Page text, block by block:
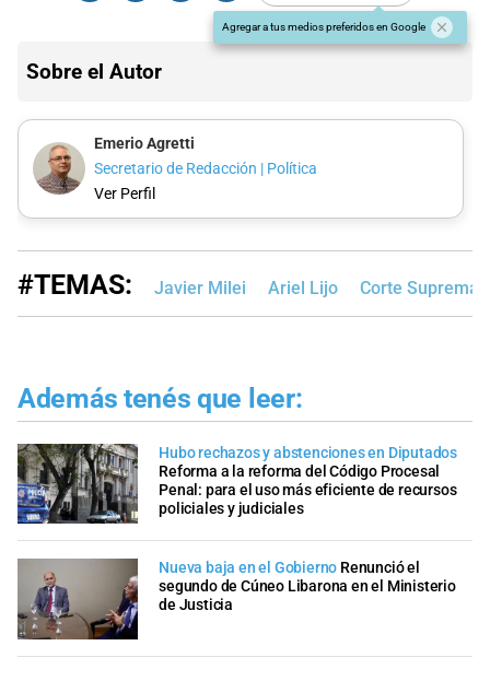
Agregar a tus medios preferidos en Google
Sobre el Autor
Emerio Agretti
Secretario de Redacción | Política
Ver Perfil
#TEMAS: Javier Milei Ariel Lijo Corte Suprema
Además tenés que leer:
Hubo rechazos y abstenciones en Diputados
Reforma a la reforma del Código Procesal
Penal: para el uso más eficiente de recursos
policiales y judiciales
Nueva baja en el Gobierno Renunció el
segundo de Cúneo Libarona en el Ministerio
de Justicia